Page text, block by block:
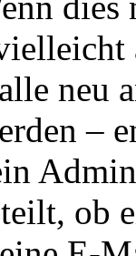
neu
–
ob